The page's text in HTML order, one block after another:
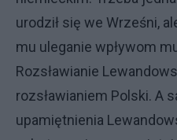
urodził się we Wrześni,
mu uleganie wpływom
Rozsławianie
rozsławianiem Polski. A
upamiętnienia